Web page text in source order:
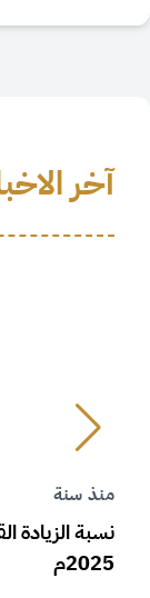
آخر
منذ سنة
نسبة الزيادة
2025م